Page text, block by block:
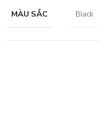
MÀU SẮC Black